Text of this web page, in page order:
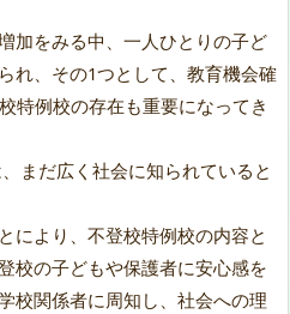
加をみる中、一人ひとりの子ど
れ、その1つとして、教育機会確
特例校の存在も重要になってき
まだ広く社会に知られていると
により、不登校特例校の内容と
校の子どもや保護者に安心感を
校関係者に周知し、社会への理